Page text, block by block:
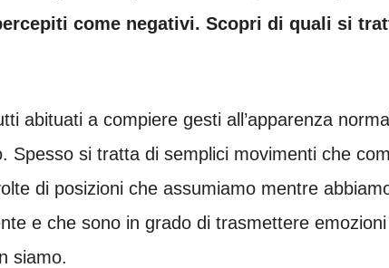
come negativi. Scopri di quali si
abituati a compiere gesti all’apparenza
Spesso si tratta di semplici movimenti che
di posizioni che assumiamo mentre
e che sono in grado di trasmettere
siamo.